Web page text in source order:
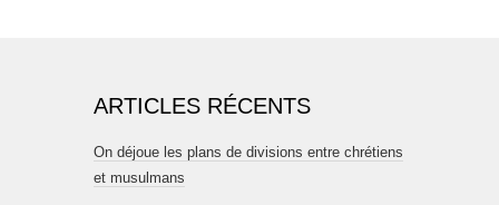
ARTICLES RÉCENTS
On déjoue les plans de divisions entre chrétiens
et musulmans